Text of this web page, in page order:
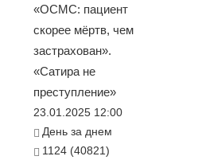
«ОСМС: пациент
скорее мёртв, чем
застрахован».
«Сатира не
преступление»
23.01.2025 12:00
День за днем
1124 (40821)